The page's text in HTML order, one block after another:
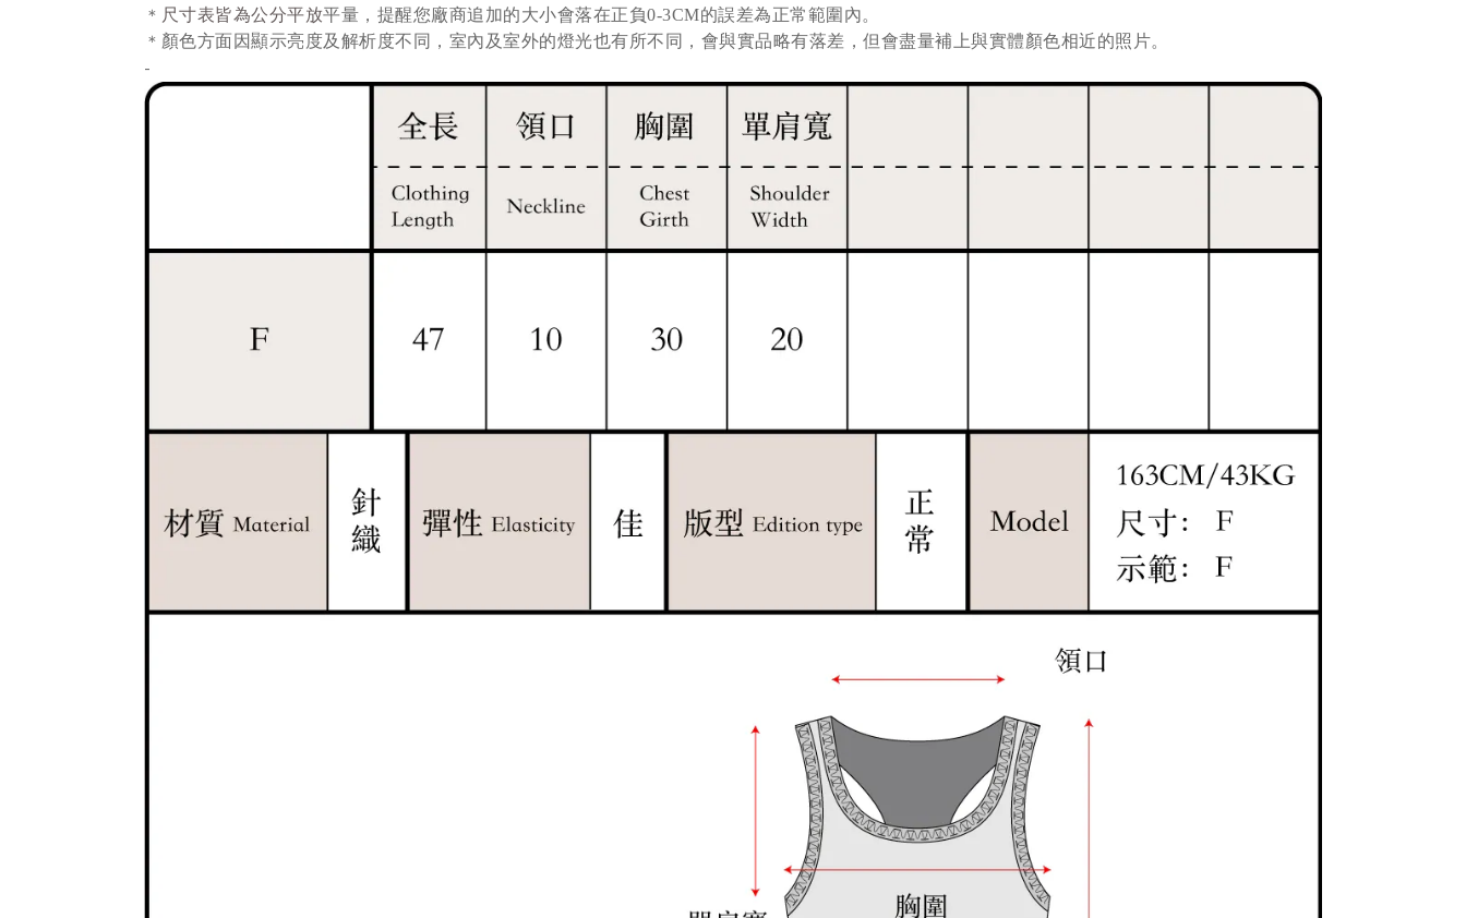
＊ 尺寸表皆為公分平放平量 ，提醒您廠商追加的大小會落在正負0-3CM的誤差為正常範圍內。
＊ 顏色方面因顯示亮度及解析度不同，室內及室外的燈光也有所不同，會與實品略有落差，但會盡量補上與實體顏色相近的照片。
-